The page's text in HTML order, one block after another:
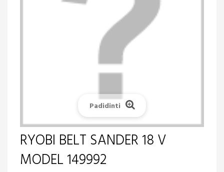
Padidinti
RYOBI BELT SANDER 18 V
MODEL 149992